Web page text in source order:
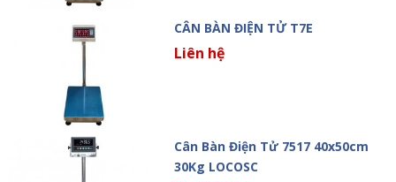
CÂN BÀN ĐIỆN TỬ T7E
Liên hệ
Cân Bàn Điện Tử 7517 40x50cm
30Kg LOCOSC